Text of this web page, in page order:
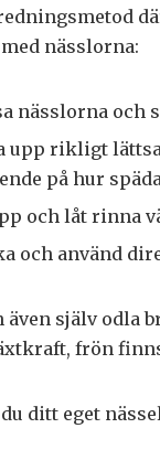
nässlorna:
nässlorna och
upp rikligt
på hur
och låt rinna
och använd
även själv odla
frön
du ditt eget